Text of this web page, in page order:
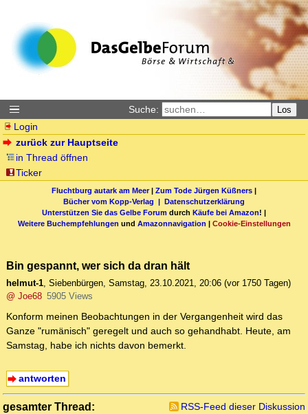
Suche: Los
Login
zurück zur Hauptseite
in Thread öffnen
Ticker
Fluchtburg autark am Meer| Zum Tode Jürgen Küßners |
Bücher vom Kopp-Verlag | Datenschutzerklärung
Unterstützen Sie das Gelbe Forum durch Käufe bei Amazon! |
Weitere Buchempfehlungen und Amazonnavigation | Cookie-Einstellungen
Bin gespannt, wer sich da dran hält
helmut-1, Siebenbürgen, Samstag, 23.10.2021, 20:06 (vor 1750 Tagen)
@ Joe68 5905 Views
Konform meinen Beobachtungen in der Vergangenheit wird das
Ganze "rumänisch" geregelt und auch so gehandhabt. Heute, am
Samstag, habe ich nichts davon bemerkt.
antworten
gesamter Thread:
RSS-Feed dieser Diskussion